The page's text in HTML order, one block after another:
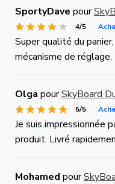
SportyDave pour
4/5
Super qualité du
mécanisme de
Olga pourSkyBoard
5/5
Je suis impressionnée
produit. Livré
Mohamed pour